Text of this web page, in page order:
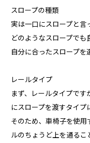
スロープの種類
実は一口にスロープと言
どのようなスロープでも
自分に合ったスロープを
レールタイプ
まず、レールタイプで
にスロープを渡すタイプ
そのため、車椅子を使
ルのちょうど上を通るこ